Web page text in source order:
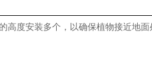
度安装多个，以确保植物接近地面